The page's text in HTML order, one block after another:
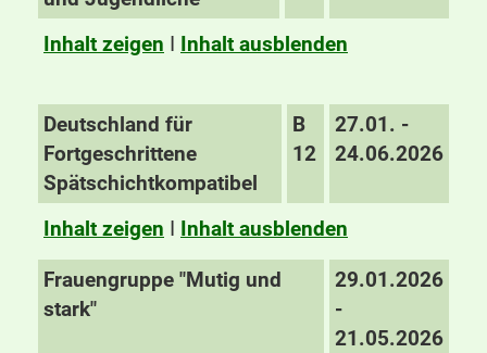
Inhalt zeigen I Inhalt ausblenden
Deutschland für
Fortgeschrittene
Spätschichtkompatibel
B
12
27.01. -
24.06.2026
Inhalt zeigen I Inhalt ausblenden
Frauengruppe "Mutig und
stark"
29.01.2026
-
21.05.2026